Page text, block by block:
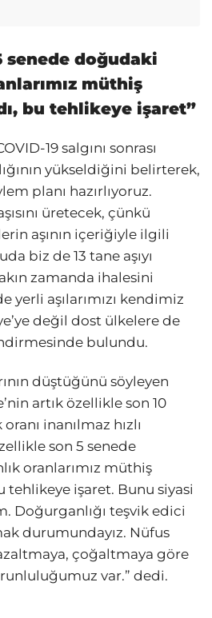
senede doğudaki
müthiş
bu tehlikeye işaret”
19 salgını sonrası
yükseldiğini belirterek,
planı hazırlıyoruz.
üretecek, çünkü
aşının içeriğiyle ilgili
biz de 13 tane aşıyı
zamanda ihalesini
yerli aşılarımızı kendimiz
değil dost ülkelere de
bulundu.
düştüğünü söyleyen
artık özellikle son 10
inanılmaz hızlı
son 5 senede
oranlarımız müthiş
tehlikeye işaret. Bunu siyasi
Doğurganlığı teşvik edici
durumundayız. Nüfus
çoğaltmaya göre
var.” dedi.